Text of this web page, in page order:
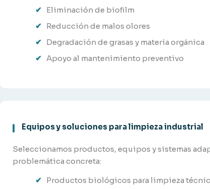
Eliminación de biofilm
Reducción de malos olores
Degradación de grasas y materia orgánica
Apoyo al mantenimiento preventivo
Equipos y soluciones para limpieza industrial
Seleccionamos productos, equipos y sistemas
problemática concreta:
Productos biológicos para limpieza